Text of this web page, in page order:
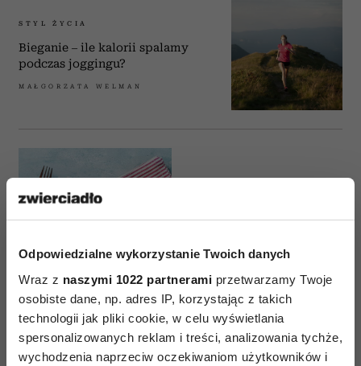
Odpowiedzialne wykorzystanie Twoich danych
Wraz z naszymi 1022 partnerami przetwarzamy Twoje
osobiste dane, np. adres IP, korzystając z takich
technologii jak pliki cookie, w celu wyświetlania
spersonalizowanych reklam i treści, analizowania tychże,
wychodzenia naprzeciw oczekiwaniom użytkowników i
STYL ŻYCIA
Bieganie – ile kalorii spalamy
podczas joggingu?
MAŁGORZATA WELMAN
Czy ziemniaki tuczą?
MAŁGORZATA WELMAN